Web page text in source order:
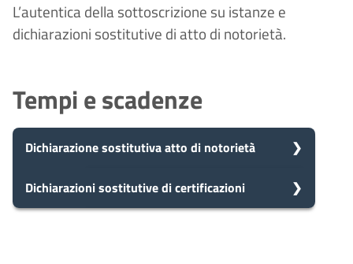
L’autentica della sottoscrizione su istanze e
dichiarazioni sostitutive di atto di notorietà.
Tempi e scadenze
Dichiarazione sostitutiva atto di notorietà
5
giorni
Presa in carico
Dopo aver presentato la tua
Dichiarazioni sostitutive di certificazioni